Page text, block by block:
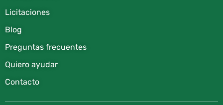
Licitaciones
Blog
Preguntas frecuentes
Quiero ayudar
Contacto